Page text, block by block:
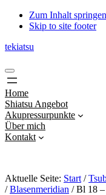
Zum Inhalt springen
Skip to site footer
tekiatsu
Shiatsu
bringt
Energie
in
Fluss...
Menu
Home
Shiatsu Angebot
Akupressurpunkte
Über mich
Kontakt
Aktuelle Seite: Start /
/ Blasenmeridian /Bl 18 –